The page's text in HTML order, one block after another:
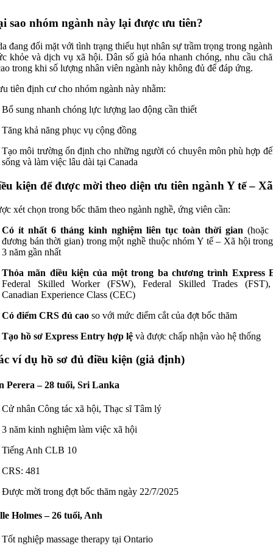
sao nhóm ngành này lại được ưu tiên?
đang đối mặt với tình trạng thiếu hụt nhân sự trầm trọng trong
khỏe và dịch vụ xã hội. Dân số già hóa nhanh chóng, nhu cầu
trong khi số lượng nhân viên ngành này không đủ để đáp ứng.
tiên định cư cho nhóm ngành này nhằm:
Bổ sung nhanh chóng lực lượng lao động cần thiết
Tăng khả năng phục vụ cộng đồng
Tạo môi trường ổn định cho những người có chuyên môn phù hợp
sống và làm việc lâu dài tại Canada
kiện để được mời theo diện ưu tiên ngành Y tế –
xét chọn trong bốc thăm theo ngành nghề, ứng viên cần:
Có ít nhất 6 tháng kinh nghiệm liên tục toàn thời gian (hoặc
đương bán thời gian) trong một nghề thuộc nhóm Y tế – Xã hội
3 năm gần nhất
Thỏa mãn điều kiện của một trong ba chương trình Express
Federal Skilled Worker (FSW), Federal Skilled Trades
Canadian Experience Class (CEC)
Có điểm CRS đủ cao so với mức điểm cắt của đợt bốc thăm
Tạo hồ sơ Express Entry hợp lệ và được chấp nhận vào hệ thống
ví dụ hồ sơ đủ điều kiện (giả định)
Perera – 28 tuổi, Sri Lanka
Cử nhân Công tác xã hội, Thạc sĩ Tâm lý
3 năm kinh nghiệm làm việc xã hội
Tiếng Anh CLB 10
CRS: 481
Được mời trong đợt bốc thăm ngày 22/7/2025
Holmes – 26 tuổi, Anh
Tốt nghiệp massage therapy tại Ontario